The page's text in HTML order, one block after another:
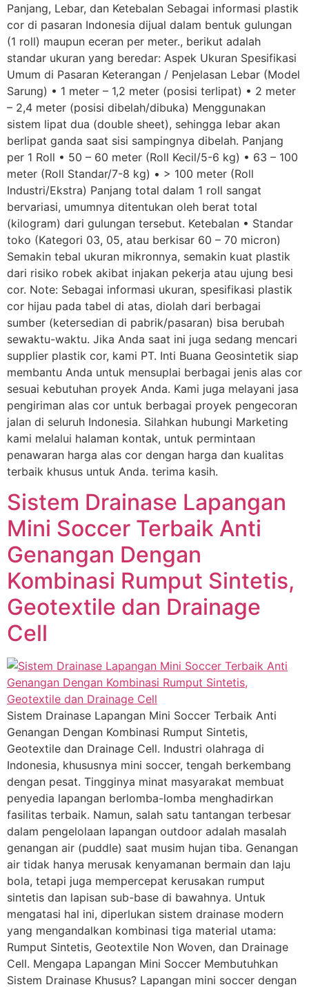
Panjang, Lebar, dan Ketebalan Sebagai informasi plastik
cor di pasaran Indonesia dijual dalam bentuk gulungan
(1 roll) maupun eceran per meter., berikut adalah
standar ukuran yang beredar: Aspek Ukuran Spesifikasi
Umum di Pasaran Keterangan / Penjelasan Lebar (Model
Sarung) • 1 meter – 1,2 meter (posisi terlipat) • 2 meter
– 2,4 meter (posisi dibelah/dibuka) Menggunakan
sistem lipat dua (double sheet), sehingga lebar akan
berlipat ganda saat sisi sampingnya dibelah. Panjang
per 1 Roll • 50 – 60 meter (Roll Kecil/5-6 kg) • 63 – 100
meter (Roll Standar/7-8 kg) • > 100 meter (Roll
Industri/Ekstra) Panjang total dalam 1 roll sangat
bervariasi, umumnya ditentukan oleh berat total
(kilogram) dari gulungan tersebut. Ketebalan • Standar
toko (Kategori 03, 05, atau berkisar 60 – 70 micron)
Semakin tebal ukuran mikronnya, semakin kuat plastik
dari risiko robek akibat injakan pekerja atau ujung besi
cor. Note: Sebagai informasi ukuran, spesifikasi plastik
cor hijau pada tabel di atas, diolah dari berbagai
sumber (ketersedian di pabrik/pasaran) bisa berubah
sewaktu-waktu. Jika Anda saat ini juga sedang mencari
supplier plastik cor, kami PT. Inti Buana Geosintetik siap
membantu Anda untuk mensuplai berbagai jenis alas cor
sesuai kebutuhan proyek Anda. Kami juga melayani jasa
pengiriman alas cor untuk berbagai proyek pengecoran
jalan di seluruh Indonesia. Silahkan hubungi Marketing
kami melalui halaman kontak, untuk permintaan
penawaran harga alas cor dengan harga dan kualitas
terbaik khusus untuk Anda. terima kasih.
Sistem Drainase Lapangan
Mini Soccer Terbaik Anti
Genangan Dengan
Kombinasi Rumput Sintetis,
Geotextile dan Drainage
Cell
Sistem Drainase Lapangan Mini Soccer Terbaik Anti
Genangan Dengan Kombinasi Rumput Sintetis,
Geotextile dan Drainage Cell. Industri olahraga di
Indonesia, khususnya mini soccer, tengah berkembang
dengan pesat. Tingginya minat masyarakat membuat
penyedia lapangan berlomba-lomba menghadirkan
fasilitas terbaik. Namun, salah satu tantangan terbesar
dalam pengelolaan lapangan outdoor adalah masalah
genangan air (puddle) saat musim hujan tiba. Genangan
air tidak hanya merusak kenyamanan bermain dan laju
bola, tetapi juga mempercepat kerusakan rumput
sintetis dan lapisan sub-base di bawahnya. Untuk
mengatasi hal ini, diperlukan sistem drainase modern
yang mengandalkan kombinasi tiga material utama:
Rumput Sintetis, Geotextile Non Woven, dan Drainage
Cell. Mengapa Lapangan Mini Soccer Membutuhkan
Sistem Drainase Khusus? Lapangan mini soccer dengan